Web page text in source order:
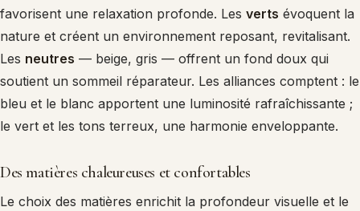
favorisent une relaxation profonde. Les verts évoquent la
nature et créent un environnement reposant, revitalisant.
Les neutres — beige, gris — offrent un fond doux qui
soutient un sommeil réparateur. Les alliances comptent : le
bleu et le blanc apportent une luminosité rafraîchissante ;
le vert et les tons terreux, une harmonie enveloppante.
Des matières chaleureuses et confortables
Le choix des matières enrichit la profondeur visuelle et le